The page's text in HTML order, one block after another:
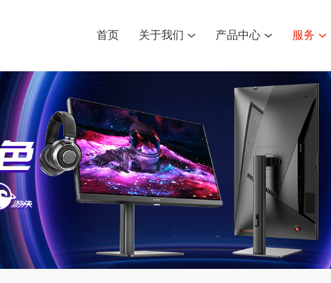
首页 关于我们 产品中心 服务